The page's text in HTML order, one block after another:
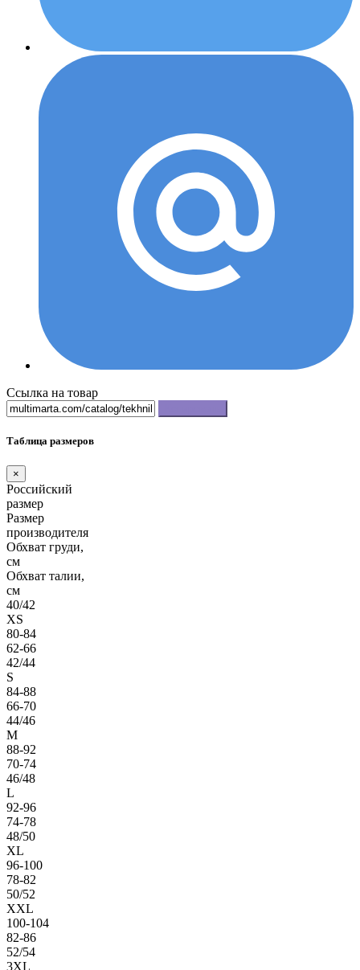
Ссылка на товар
Таблица размеров
×
Российский
размер
Размер
производителя
Обхват груди,
см
Обхват талии,
см
40/42
XS
80-84
62-66
42/44
S
84-88
66-70
44/46
M
88-92
70-74
46/48
L
92-96
74-78
48/50
XL
96-100
78-82
50/52
XXL
100-104
82-86
52/54
3XL